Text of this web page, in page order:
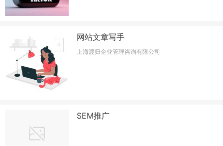
网站文章写手
上海渡归企业管理咨询有限公司
SEM推广